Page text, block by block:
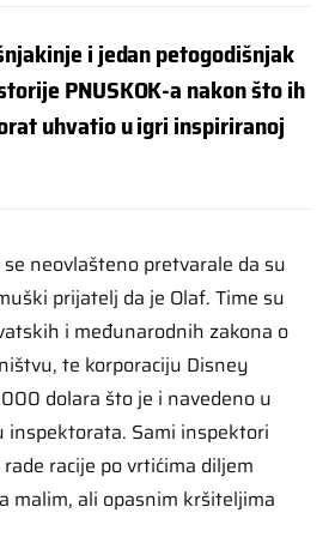
i jedan petogodišnjak
PNUSKOK-a nakon što ih
uhvatio u igri inspiriranoj
neovlašteno pretvarale da su
prijatelj da je Olaf. Time su
i međunarodnih zakona o
te korporaciju Disney
dolara što je i navedeno u
inspektorata. Sami inspektori
racije po vrtićima diljem
malim, ali opasnim kršiteljima